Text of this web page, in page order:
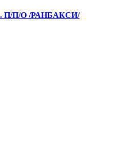
П/П/О /РАНБАКСИ/